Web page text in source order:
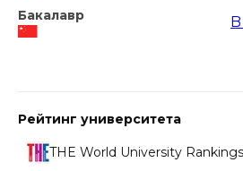
Бакалавр
Рейтинг университета
THE World University Rankings